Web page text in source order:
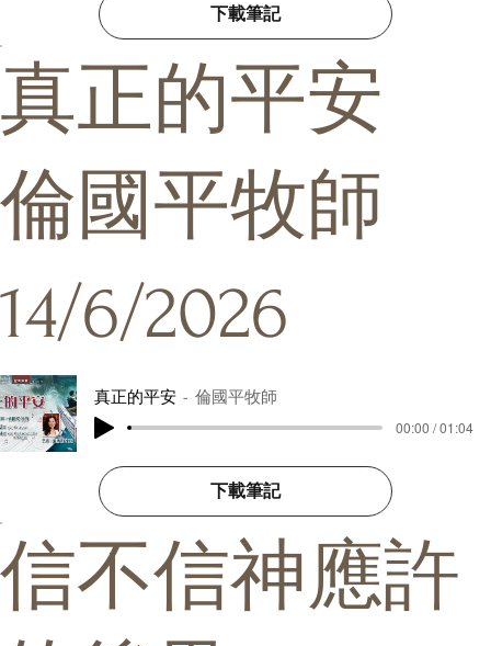
下載筆記
14/6/2026
倫國平牧師
真正的平安
真正的平安
倫國平牧師
00:00 / 01:04
下載筆記
信不信神應許